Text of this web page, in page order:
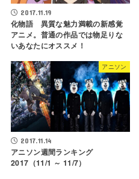
2017.11.19
化物語 異質な魅力満載の新感覚
アニメ。普通の作品では物足りな
いあなたにオススメ！
アニソン
2017.11.14
アニソン週間ランキング
2017（11/1 ～ 11/7）